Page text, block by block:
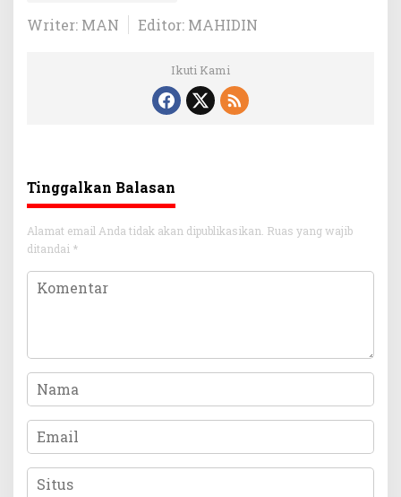
Writer: MAN
Editor: MAHIDIN
Ikuti Kami
Tinggalkan Balasan
Alamat email Anda tidak akan dipublikasikan. Ruas yang wajib
ditandai *